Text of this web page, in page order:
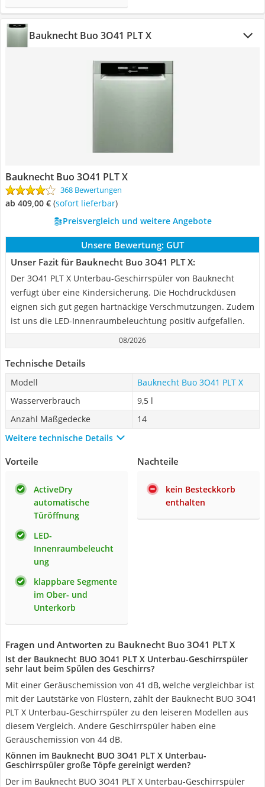
Bauknecht Buo 3O41 PLT X
Bauknecht Buo 3O41 PLT X
368 Bewertungen
ab 409,00 € ( Sofort lieferbar)
Preisvergleich und weitere Angebote
Unsere Bewertung: GUT
Unser Fazit für Bauknecht Buo 3O41 PLT X:
Der 3O41 PLT X Unterbau-Geschirrspüler von Bauknecht
verfügt über eine Kindersicherung. Die Hochdruckdüsen
eignen sich gut gegen hartnäckige Verschmutzungen. Zudem
ist uns die LED-Innenraumbeleuchtung positiv aufgefallen.
08/2026
Technische Details
Modell
Bauknecht Buo 3O41 PLT X
Wasserverbrauch
9,5 l
Anzahl Maßgedecke
14
Weitere technische Details
Vorteile
ActiveDry
automatische
Türöffnung
LED-
Innenraumbeleucht
ung
klappbare Segmente
im Ober- und
Unterkorb
Nachteile
kein Besteckkorb
enthalten
Fragen und Antworten zu Bauknecht Buo 3O41 PLT X
Ist der Bauknecht BUO 3O41 PLT X Unterbau-Geschirrspüler
sehr laut beim Spülen des Geschirrs?
Mit einer Geräuschemission von 41 dB, welche vergleichbar ist
mit der Lautstärke von Flüstern, zählt der Bauknecht BUO 3O41
PLT X Unterbau-Geschirrspüler zu den leiseren Modellen aus
diesem Vergleich. Andere Geschirrspüler haben eine
Geräuschemission von 44 dB.
Können im Bauknecht BUO 3O41 PLT X Unterbau-
Geschirrspüler große Töpfe gereinigt werden?
Der im Bauknecht BUO 3O41 PLT X Unterbau-Geschirrspüler